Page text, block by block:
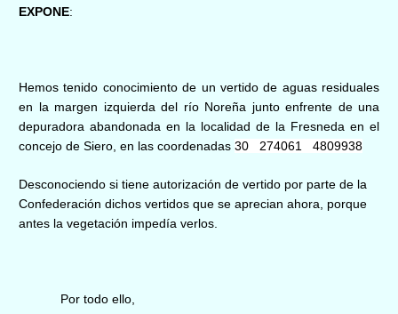
EXPONE:
Hemos tenido conocimiento de un vertido de aguas residuales
en la margen izquierda del río Noreña junto enfrente de una
depuradora abandonada en la localidad de la Fresneda en el
concejo de Siero, en las coordenadas 30 274061 4809938
Desconociendo si tiene autorización de vertido por parte de la
Confederación dichos vertidos que se aprecian ahora, porque
antes la vegetación impedía verlos.
Por todo ello,